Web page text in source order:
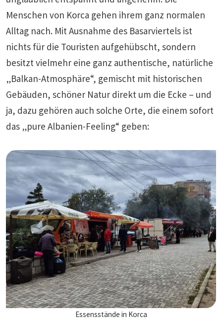
Menschen von Korca gehen ihrem ganz normalen
Alltag nach. Mit Ausnahme des Basarviertels ist
nichts für die Touristen aufgehübscht, sondern
besitzt vielmehr eine ganz authentische, natürliche
„Balkan-Atmosphäre“, gemischt mit historischen
Gebäuden, schöner Natur direkt um die Ecke – und
ja, dazu gehören auch solche Orte, die einem sofort
das „pure Albanien-Feeling“ geben:
Essensstände in Korca